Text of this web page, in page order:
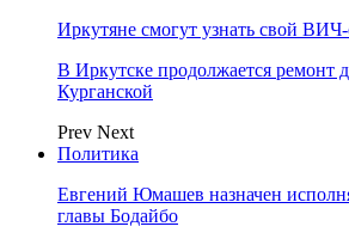
Иркутяне смогут узнать свой ВИЧ-
В Иркутске продолжается ремонт
Курганской
Prev Next
Политика
Евгений Юмашев назначен
главы Бодайбо